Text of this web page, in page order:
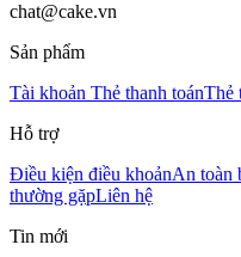
chat@cake.vn
Sản phẩm
Tài khoản Thẻ thanh toánThẻ
Hỗ trợ
Điều kiện điều khoảnAn toàn
thường gặpLiên hệ
Tin mới